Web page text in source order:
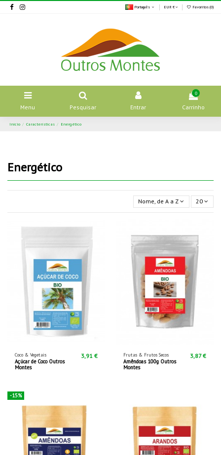
Português EUR € Favoritos (0)
Menu Pesquisar Entrar
0
Carrinho
Início Características Energético
Energético
Nome, de A a Z 20
Coco & Vegetais
Açúcar de Coco Outros
Montes
3,91 € Frutas & Frutos Secos
Amêndoas 100g Outros
Montes
3,87 €
-15%